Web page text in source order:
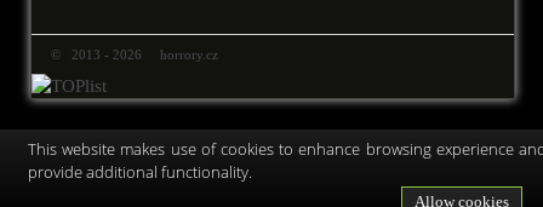
© 2013 - 2026 horrory.cz
This website makes use of cookies to enhance browsing experience
provide additional functionality.
Allow cookies